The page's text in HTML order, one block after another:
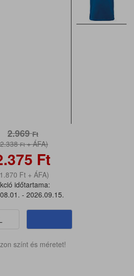
2.969Ft
Ft+ ÁFA)
Ft
Ft+ ÁFA)
időtartama:
- 2026.09.15.
színt és méretet!